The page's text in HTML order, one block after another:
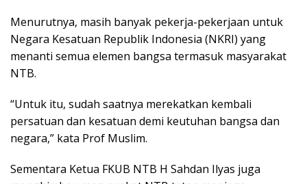
Menurutnya, masih banyak pekerja-pekerjaan untuk
Negara Kesatuan Republik Indonesia (NKRI) yang
menanti semua elemen bangsa termasuk masyarakat
NTB.
“Untuk itu, sudah saatnya merekatkan kembali
persatuan dan kesatuan demi keutuhan bangsa dan
negara,” kata Prof Muslim.
Sementara Ketua FKUB NTB H Sahdan Ilyas juga